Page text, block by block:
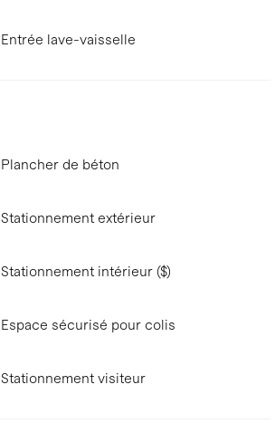
Entrée lave-vaisselle
Plancher de béton
Stationnement extérieur
Stationnement intérieur ($)
Espace sécurisé pour colis
Stationnement visiteur